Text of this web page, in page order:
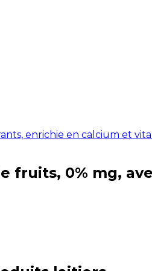
enrichie en calcium et
fruits, 0% mg,